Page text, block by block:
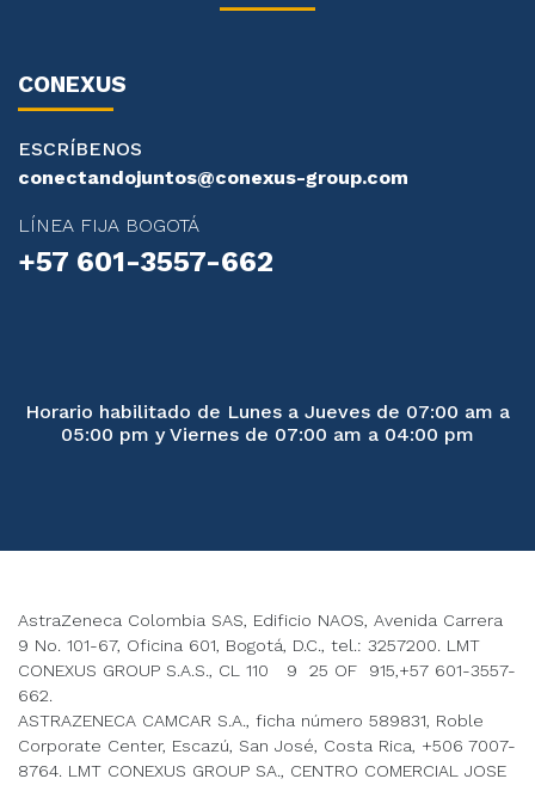
CONEXUS
ESCRÍBENOS
conectandojuntos@conexus-group.com
LÍNEA FIJA BOGOTÁ
+57 601-3557-662
Horario habilitado de Lunes a Jueves de 07:00 am a
05:00 pm y Viernes de 07:00 am a 04:00 pm
AstraZeneca Colombia SAS, Edificio NAOS, Avenida Carrera
9 No. 101-67, Oficina 601, Bogotá, D.C., tel.: 3257200. LMT
CONEXUS GROUP S.A.S., CL 110 9 25 OF 915,+57 601-3557-
662.
ASTRAZENECA CAMCAR S.A., ficha número 589831, Roble
Corporate Center, Escazú, San José, Costa Rica, +506 7007-
8764. LMT CONEXUS GROUP SA., CENTRO COMERCIAL JOSE